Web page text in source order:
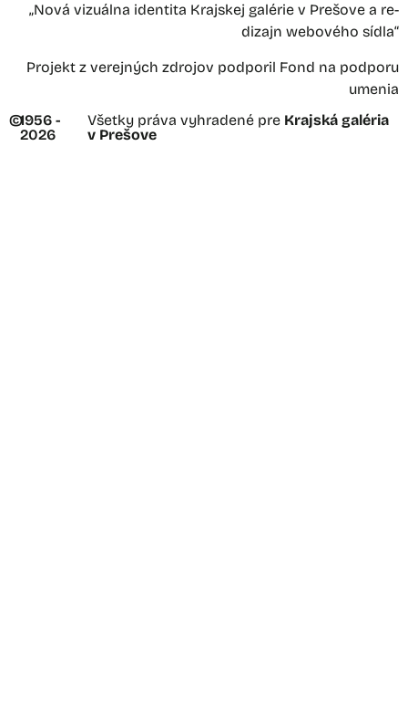
„Nová vizuálna identita Krajskej galérie v Prešove a re-
dizajn webového sídla“
Projekt z verejných zdrojov podporil Fond na podporu
umenia
©1956 -
2026
Všetky práva vyhradené pre Krajská galéria
v Prešove